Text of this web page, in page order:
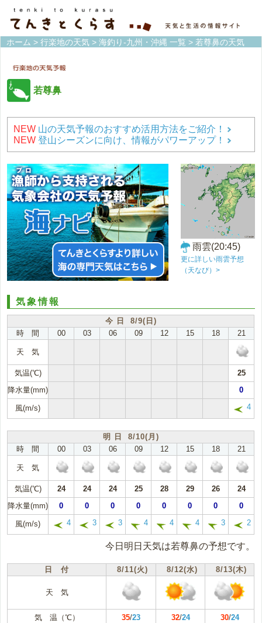
ホーム > 行楽地の天気 > 海釣り-九州・沖縄 一覧 > 若尊鼻の天気
若尊鼻
NEW 山の天気予報のおすすめ活用方法をご紹介！
NEW 登山シーズンに向け、情報がパワーアップ！
雨雲(20:45)
更に詳しい雨雲予想
（天なび）>
気象情報
今 日 8/9(日)
時 間
00 03 06 09 12 15 18 21
天 気
気温(℃)
25
降水量(mm)
0
風(m/s) 4
明 日 8/10(月)
時 間
00 03 06 09 12 15 18 21
天 気
気温(℃) 24 24 24 25 28 29 26
24
降水量(mm)
0 0 0 0 0 0 0 0
風(m/s) 4 3 3 4 4 4 3 2
今日明日天気は若尊鼻の予想です。
日 付 8/11(火) 8/12(水) 8/13(木)
天 気
気 温（℃） 35/23 32/24 30/24